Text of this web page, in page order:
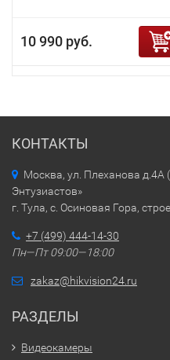
10 990 руб.
КОНТАКТЫ
Москва, ул. Плеханова д.4А
Энтузиастов»
г. Тула, с. Осиновая Гора,
+7 (499) 444-14-30
Пн—Пт 09:00—18:00
zakaz@hikvision24.ru
РАЗДЕЛЫ
Видеокамеры